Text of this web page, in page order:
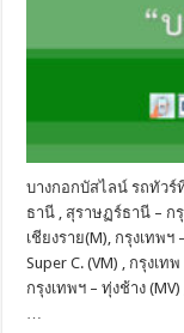
บางกอกบัสไลน์ รถทัวร์
ธานี , สุราษฏร์ธานี – กรุ
เชียงราย(M), กรุงเทพฯ
Super C. (VM) , กรุงเท
กรุงเทพฯ – ทุ่งช้าง